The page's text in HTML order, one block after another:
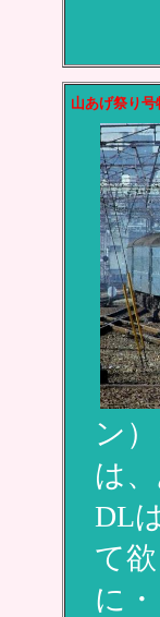
山あげ祭り号
ン
は
DL
て
に